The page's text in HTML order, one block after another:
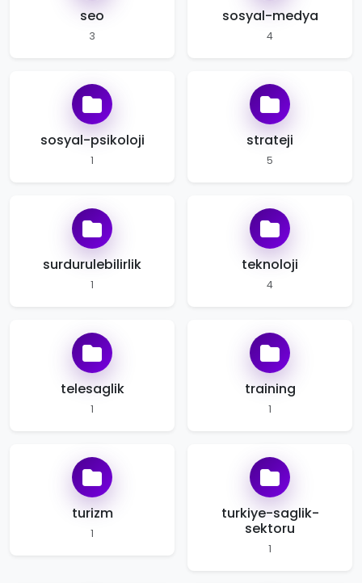
seo
3
sosyal-medya
4
sosyal-psikoloji
1
strateji
5
surdurulebilirlik
1
teknoloji
4
telesaglik
1
training
1
turizm
1
turkiye-saglik-
sektoru
1